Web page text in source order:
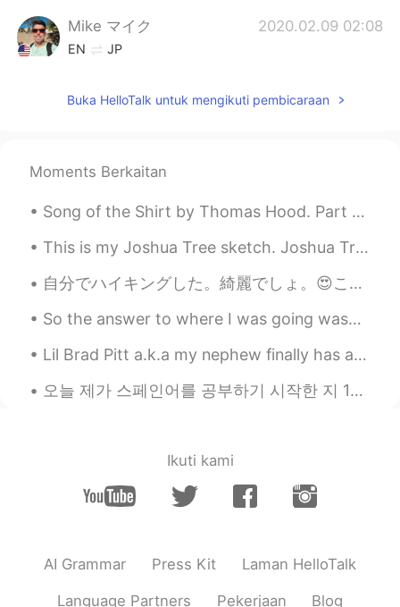
Mike マイク 2020.02.09 02:08
EN JP
Kengo Kuma. I looked up his work. He is
Mike マイク
@Kenny
同意する！ とても未来的に見えま
す。
Mike マイク 2020.02.09 02:05
@Hai
Thank you for your help as always.
😁😁😁
Mike マイク 2020.02.09 02:05
Mike マイク 2020.02.09 02:05
りません。 それについて教えてくれてあり
Buka HelloTalk untuk mengikuti pembicaraan
Moments Berkaitan
Song of the Shirt by Thomas Hood. Part 1 of 6. With fingers weary and worn, With eyelids hea...
This is my Joshua Tree sketch. Joshua Tree National Park in California is one of my favorite plac...
自分でハイキングした。綺麗でしょ。😍ここはお兄ちゃんの家から20分だ。✌ この辺は滝があるけど、見つかれなかった。😖毒の葉っぱを見つかったけど！ちゃんと書いて教えた良かった！感謝していた。触っ...
So the answer to where I was going was… drum roll … “my friends birthday party.” (She’s the one i...
Lil Brad Pitt a.k.a my nephew finally has a lil sis. I'm amazed with his gentle heart. Damn luck...
오늘 제가 스페인어를 공부하기 시작한 지 1일이 되는 날입니다. 몇 개월동안 스페인어 공부하기를 미룬 뒤에 드디어 마음 먹었습니다 ㅋㅋ 잘 부탁드립니다 Today’s th...
Ikuti kami
AI Grammar Press Kit Laman HelloTalk
Language Partners Pekerjaan Blog